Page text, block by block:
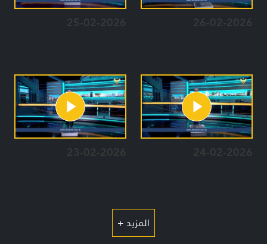
26-02-2026
25-02-2026
24-02-2026
23-02-2026
المزيد +